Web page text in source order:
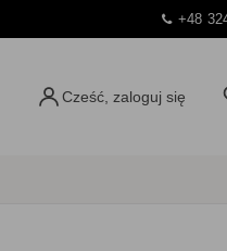
+48
Cześć, zaloguj się